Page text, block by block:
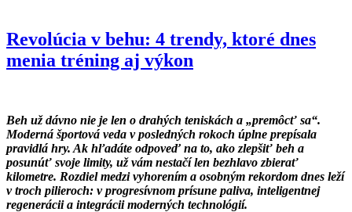
Revolúcia v behu: 4 trendy, ktoré dnes
menia tréning aj výkon
Beh už dávno nie je len o drahých teniskách a „premôcť sa“.
Moderná športová veda v posledných rokoch úplne prepísala
pravidlá hry. Ak hľadáte odpoveď na to, ako zlepšiť beh a
posunúť svoje limity, už vám nestačí len bezhlavo zbierať
kilometre. Rozdiel medzi vyhorením a osobným rekordom dnes leží
v troch pilieroch: v progresívnom prísune paliva, inteligentnej
regenerácii a integrácii moderných technológií.